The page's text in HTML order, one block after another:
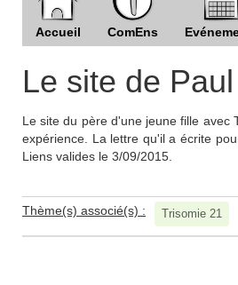
Accueil ComEns
Le site de
Le site du père d'une jeune fille avec
expérience. La lettre qu'il a écrite
Liens valides le 3/09/2015.
Thème(s) associé(s) : Trisomie 21